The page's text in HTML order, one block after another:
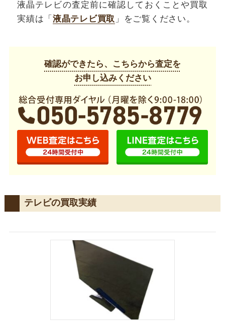
液晶テレビの査定前に確認しておくことや買取
実績は「 液晶テレビ買取 」をご覧ください。
確認ができたら、こちらから査定を
お申し込みください
テレビの買取実績